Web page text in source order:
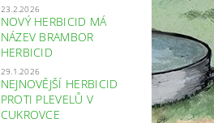
23.2.2026
NOVÝ HERBICID MÁ
NÁZEV BRAMBOR
HERBICID
29.1.2026
NEJNOVĚJŠÍ HERBICID
PROTI PLEVELŮ V
CUKROVCE